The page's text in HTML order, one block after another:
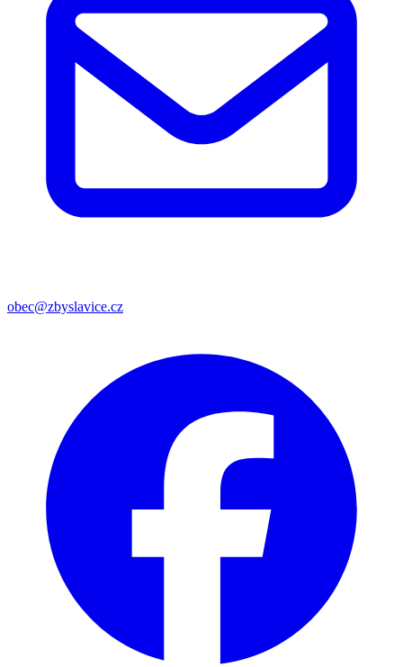
obec@zbyslavice.cz